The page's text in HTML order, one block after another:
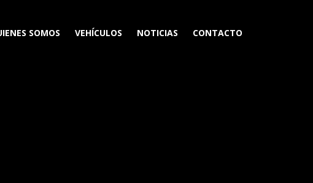
SOMOS VEHÍCULOS NOTICIAS CONTACTO